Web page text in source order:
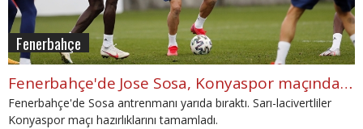
Fenerbahçe
Fenerbahçe'de Jose Sosa, Konyaspor maçında yok!
Fenerbahçe'de Sosa antrenmanı yarıda bıraktı. Sarı-lacivertliler
Konyaspor maçı hazırlıklarını tamamladı.